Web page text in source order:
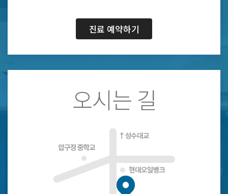
진료 예약하기
오시는 길